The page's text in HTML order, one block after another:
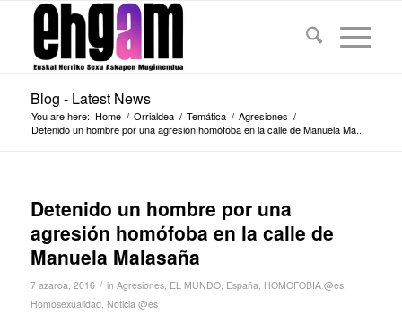
Blog - Latest News
You are here: Home / Orrialdea / Temática / Agresiones /
Detenido un hombre por una agresión homófoba en la calle de Manuela Ma...
Detenido un hombre por una
agresión homófoba en la calle de
Manuela Malasaña
7 azaroa, 2016 / in Agresiones, EL MUNDO, España, HOMOFOBIA @es,
Homosexualidad, Noticia @es